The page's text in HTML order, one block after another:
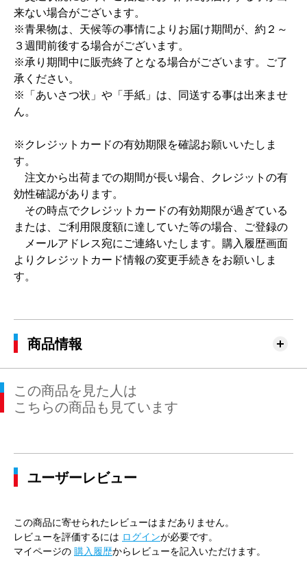
来ない場合がございます。
※青果物は、天候等の事情によりお届け期間が、約２～
３週間前後する場合がございます。
※承り期間中に販売終了となる場合がございます。ご了
承ください。
※「あいさつ状」や「手紙」は、同送する事は出来ませ
ん。
※クレジットカードの有効期限を確認お願いいたしま
す。
注文から出荷までの期間が長い場合、クレジットの有
効性確認があります。
その時点でクレジットカードの有効期限が過ぎている
または、ご利用限度額に達していた等の場合、ご登録の
メールアドレス宛にご連絡いたします。購入履歴画面
よりクレジットカード情報の変更手続きをお願いしま
す。
商品情報
この商品を見た人は
こちらの商品も見ています
ユーザーレビュー
この商品に寄せられたレビューはまだありません。
レビューを評価するには ログインが必要です。
マイページの 購入履歴からレビューを記入いただけます。